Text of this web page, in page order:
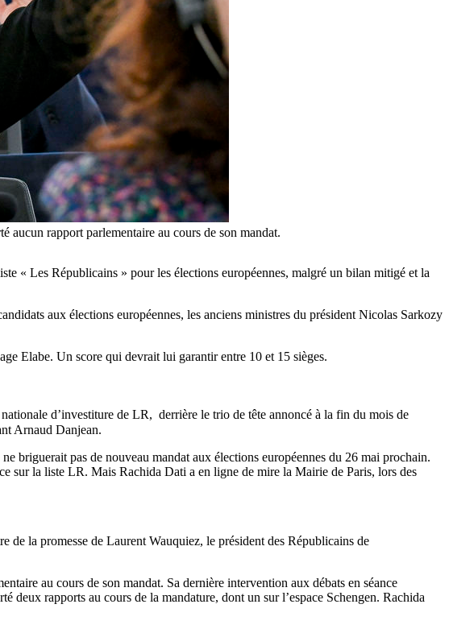
aucun rapport parlementaire au cours de son mandat.
« Les Républicains » pour les élections européennes, malgré un bilan mitigé et la
aux élections européennes, les anciens ministres du président Nicolas Sarkozy
Elabe. Un score qui devrait lui garantir entre 10 et 15 sièges.
d’investiture de LR, derrière le trio de tête annoncé à la fin du mois de
Arnaud Danjean.
briguerait pas de nouveau mandat aux élections européennes du 26 mai prochain.
sur la liste LR. Mais Rachida Dati a en ligne de mire la Mairie de Paris, lors des
la promesse de Laurent Wauquiez, le président des Républicains de
au cours de son mandat. Sa dernière intervention aux débats en séance
deux rapports au cours de la mandature, dont un sur l’espace Schengen. Rachida